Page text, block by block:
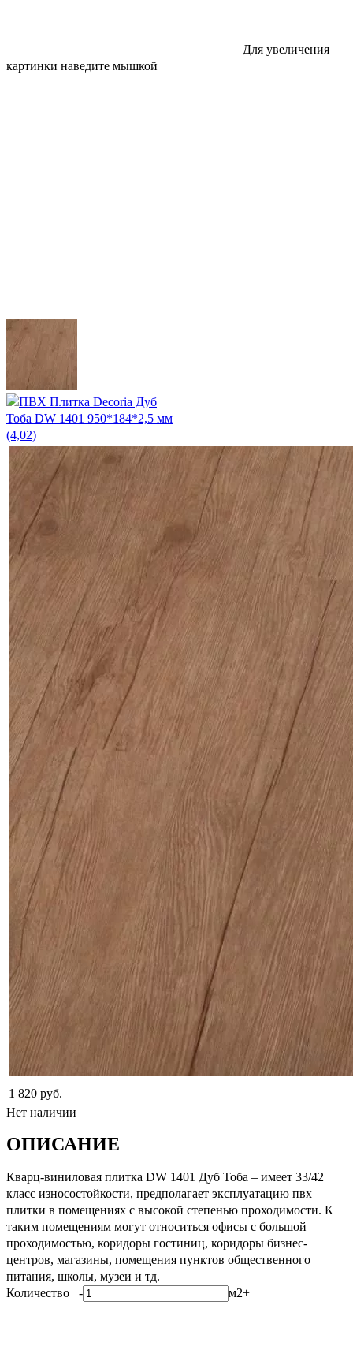
Для увеличения
картинки наведите мышкой
1 820 руб.
Нет наличии
ОПИСАНИЕ
Кварц-виниловая плитка DW 1401 Дуб Тоба – имеет 33/42
класс износостойкости, предполагает эксплуатацию пвх
плитки в помещениях с высокой степенью проходимости. К
таким помещениям могут относиться офисы с большой
проходимостью, коридоры гостиниц, коридоры бизнес-
центров, магазины, помещения пунктов общественного
питания, школы, музеи и тд.
Количество - м2+